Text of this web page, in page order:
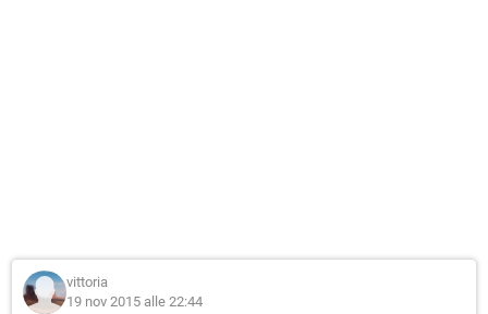
vittoria
19 nov 2015 alle 22:44